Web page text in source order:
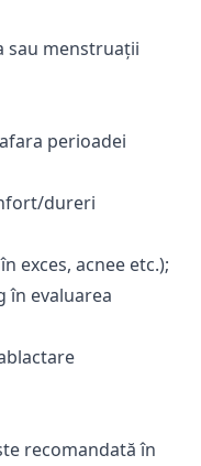
sau menstruații
perioadei
dureri
exces, acnee etc.);
în evaluarea
recomandată în